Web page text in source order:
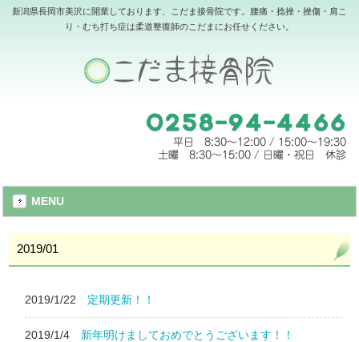
新潟県長岡市美沢に開業しております、こだま接骨院です。腰痛・捻挫・挫傷・肩こ
り・むち打ち症は柔道整復師のこだまにお任せください。
MENU
2019/01
2019/1/22 定期更新！！
2019/1/4 新年明けましておめでとうございます！！